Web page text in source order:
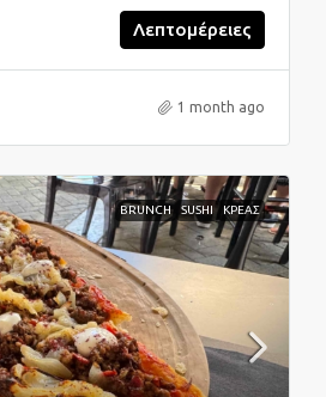
Λεπτομέρειες
1 month ago
BRUNCH SUSHI ΚΡΕΑΣ